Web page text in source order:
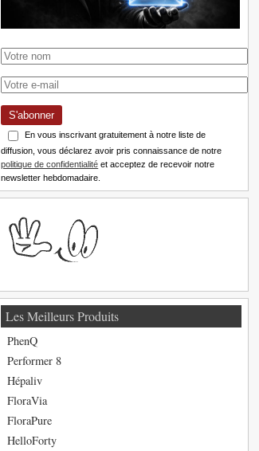
S'abonner
En vous inscrivant gratuitement à notre liste de
diffusion, vous déclarez avoir pris connaissance de notre
politique de confidentialité et acceptez de recevoir notre
newsletter hebdomadaire.
Les Meilleurs Produits
PhenQ
Performer 8
Hépaliv
FloraVia
FloraPure
HelloForty